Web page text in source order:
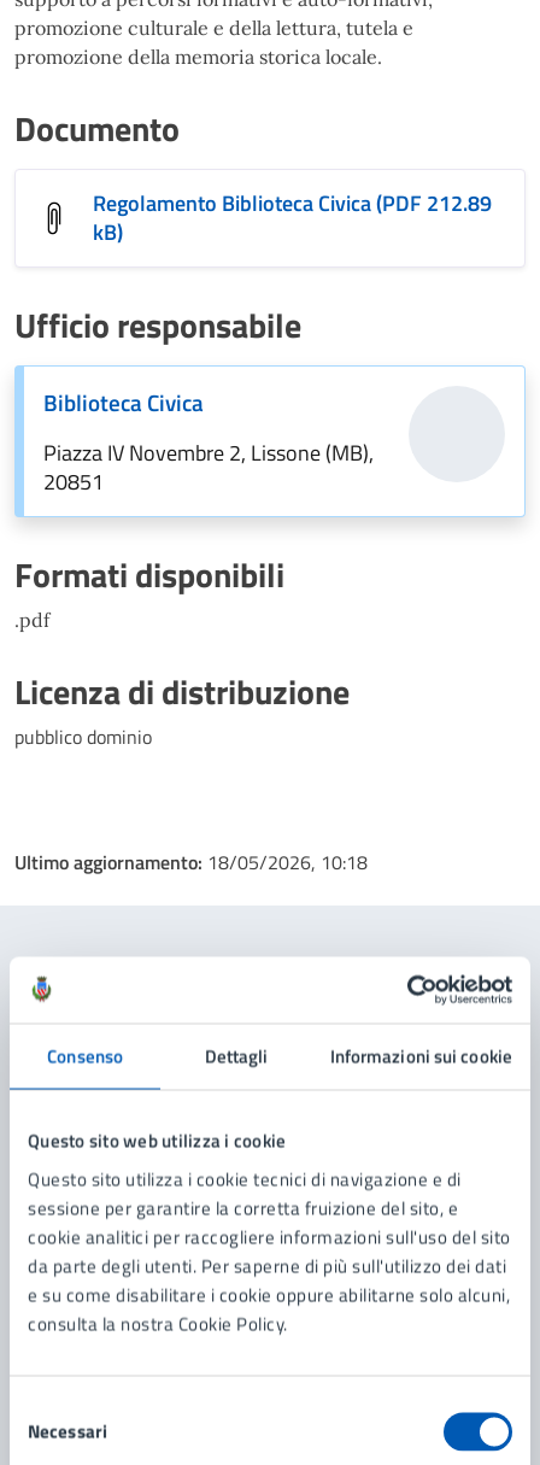
Consenso Dettagli Informazioni sui cookie
Questo sito web utilizza i cookie
Questo sito utilizza i cookie tecnici di navigazione e di
sessione per garantire la corretta fruizione del sito, e
cookie analitici per raccogliere informazioni sull'uso del sito
da parte degli utenti. Per saperne di più sull'utilizzo dei dati
e su come disabilitare i cookie oppure abilitarne solo alcuni,
consulta la nostra Cookie Policy.
delNecessari
promozione culturale e della lettura, tutela e
promozione della memoria storica locale.
Documento
Regolamento Biblioteca Civica (PDF 212.89
kB)
Ufficio responsabile
Biblioteca Civica
Piazza IV Novembre 2, Lissone (MB),
20851
Formati disponibili
.pdf
Licenza di distribuzione
pubblico dominio
Ultimo aggiornamento: 18/05/2026, 10:18
Amministrazione
5^ Commissione Cultura e Partecipazione
Servizi Culturali e Museo